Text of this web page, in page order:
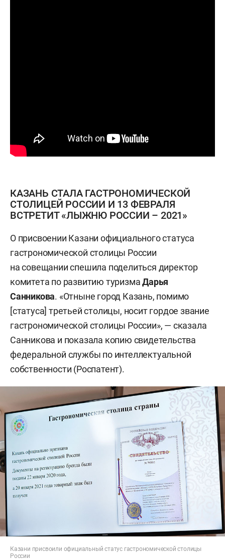
КАЗАНЬ СТАЛА ГАСТРОНОМИЧЕСКОЙ
СТОЛИЦЕЙ РОССИИ И 13 ФЕВРАЛЯ
ВСТРЕТИТ «ЛЫЖНЮ РОССИИ – 2021»
О присвоении Казани официального статуса
гастрономической столицы России
на совещании спешила поделиться директор
комитета по развитию туризмаДарья
Санникова. «Отныне город Казань, помимо
[статуса] третьей столицы, носит гордое звание
гастрономической столицы России», — сказала
Санникова и показала копию свидетельства
федеральной службы по интеллектуальной
собственности (Роспатент).
Казани присвоили официальный статус гастрономической столицы
России